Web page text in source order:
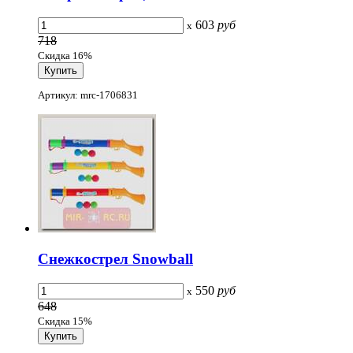
x 603 руб
718
Скидка 16%
Артикул: mrc-1706831
Снежкострел Snowball
x 550 руб
648
Скидка 15%